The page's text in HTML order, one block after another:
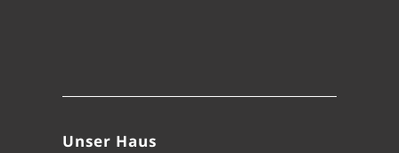
Unser Haus